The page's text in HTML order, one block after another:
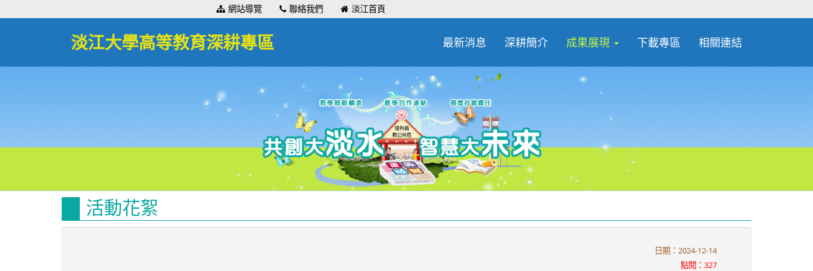
網站導覽 聯絡我們 淡江首頁
淡江大學高等教育深耕專區 最新消息 深耕簡介 成果展現 下載專區 相關連結
活動花絮
日期：2024-12-14
點閱：327